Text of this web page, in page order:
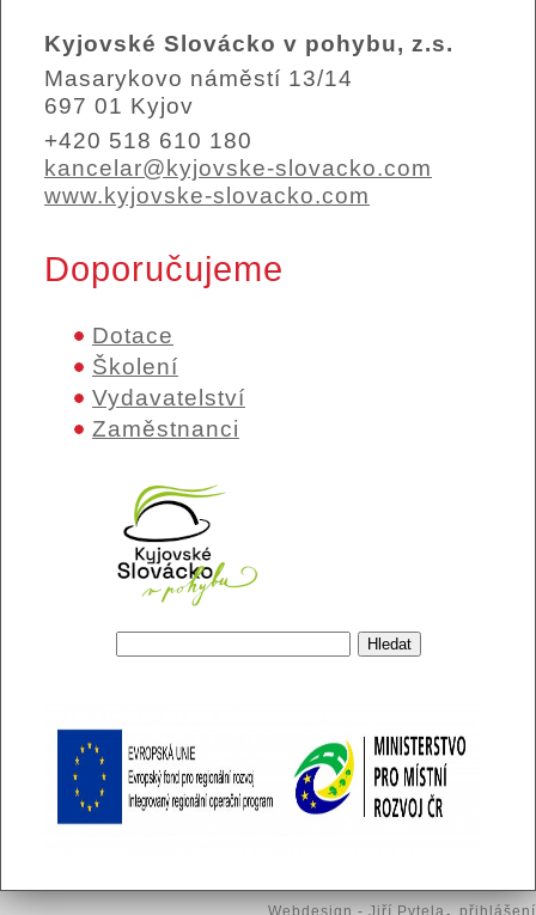
Kyjovské Slovácko v pohybu, z.s.
Masarykovo náměstí 13/14
697 01 Kyjov
+420 518 610 180
kancelar@kyjovske-slovacko.com
www.kyjovske-slovacko.com
Doporučujeme
Dotace
Školení
Vydavatelství
Zaměstnanci
Webdesign - Jiří Pytela,přihlášení